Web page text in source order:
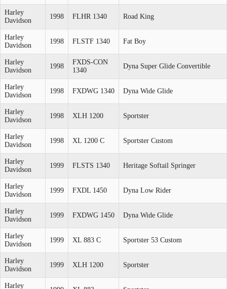
Harley
Davidson
1998 FLHR 1340 Road King
Harley
Davidson
1998 FLSTF 1340 Fat Boy
Harley
Davidson
1998
FXDS-CON
1340
Dyna Super Glide Convertible
Harley
Davidson
1998 FXDWG 1340 Dyna Wide Glide
Harley
Davidson
1998 XLH 1200 Sportster
Harley
Davidson
1998 XL 1200 C Sportster Custom
Harley
Davidson
1999 FLSTS 1340 Heritage Softail Springer
Harley
Davidson
1999 FXDL 1450 Dyna Low Rider
Harley
Davidson
1999 FXDWG 1450 Dyna Wide Glide
Harley
Davidson
1999 XL 883 C Sportster 53 Custom
Harley
Davidson
1999 XLH 1200 Sportster
Harley